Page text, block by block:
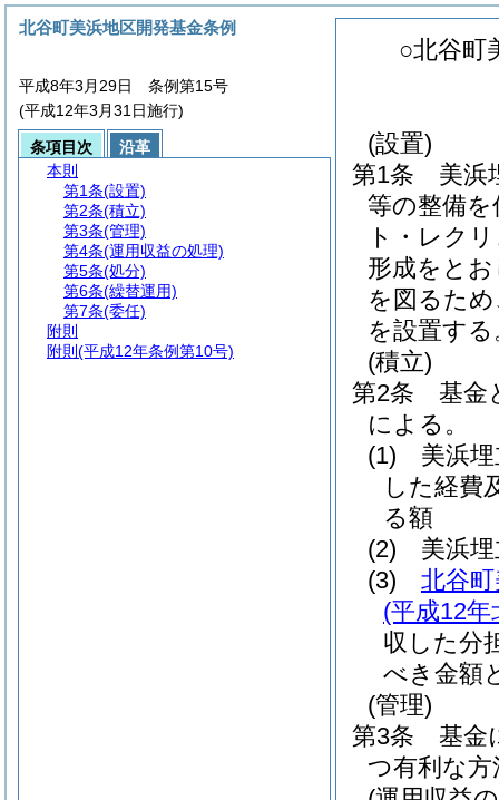
○北谷町
(設置)
第1条
美浜
等の整備
ト・レク
形成をと
を図るた
を設置する
(積立)
第2条
基金
による。
(1)
美浜
した経費
る額
(2)
美浜
(3)
北谷
(平成12
収した分
べき金額
(管理)
第3条
基金
つ有利な
北谷町美浜地区開発基金条例
平成8年3月29日 条例第15号
(平成12年3月31日施行)
条項目次
沿革
本則
第1条(設置)
第2条(積立)
第3条(管理)
第4条(運用収益の処理)
第5条(処分)
第6条(繰替運用)
第7条(委任)
附則
附則 (平成12年条例第10号)